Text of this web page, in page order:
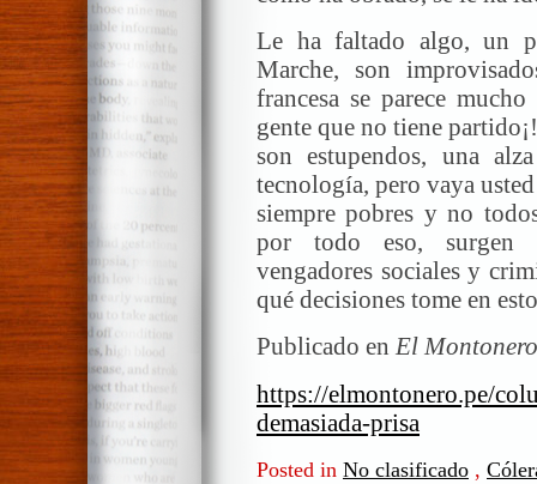
Le ha faltado algo, un
Marche, son
francesa se parece
gente que no tiene
son estupendos, una
tecnología, pero vaya
siempre pobres y no
por todo eso, surgen
vengadores sociales y
qué decisiones tome en
Publicado en El
https://elmontonero.pe/
demasiada-prisa
Posted in No clasificado ,